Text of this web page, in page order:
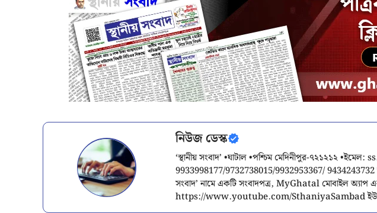
নিউজ ডেস্ক
‘স্থানীয় সংবাদ’ •ঘাটাল •পশ্চিম মেদিনীপুর-৭২১২১২ •ইমেল:
9933998177/9732738015/9932953367/ 9434243732
সংবাদ’ নামে একটি সংবাদপত্র, MyGhatal মোবাইল অ্যাপ
https://www.youtube.com/SthaniyaSambad